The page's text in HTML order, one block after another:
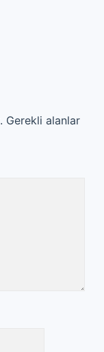
Gerekli alanlar